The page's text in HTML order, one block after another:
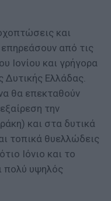
και
από τις
Ιονίου και γρήγορα
Δυτικής Ελλάδας.
θα επεκταθούν
την
και στα δυτικά
τοπικά θυελλώδεις
Ιόνιο και το
πολύ υψηλός